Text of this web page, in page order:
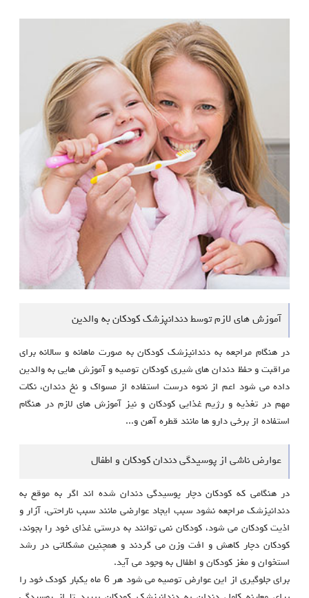
آموزش های لازم توسط دندانپزشک کودکان به والدین
در هنگام مراجعه به دندانپزشک کودکان به صورت ماهانه و سالانه برای
مراقبت و حفظ دندان های شیری کودکان توصیه و آموزش هایی به والدین
داده می شود اعم از نحوه درست استفاده از مسواک و نخ دندان، نکات
مهم در تغذیه و رژیم غذایی کودکان و نیز آموزش های لازم در هنگام
استفاده از برخی دارو ها مانند قطره آهن و...
عوارض ناشی از پوسیدگی دندان کودکان و اطفال
در هنگامی که کودکان دچار پوسیدگی دندان شده اند اگر به موقع به
دندانپزشک مراجعه نشود سبب ایجاد عوارضی مانند سبب ناراحتی، آزار و
اذیت کودکان می شود، کودکان نمی توانند به درستی غذای خود را بجوند،
کودکان دچار کاهش و افت وزن می گردند و همچنین مشکلاتی در رشد
استخوان و مغز کودکان و اطفال به وجود می آید.
برای جلوگیری از این عوارض توصیه می شود هر 6 ماه یکبار کودک خود را